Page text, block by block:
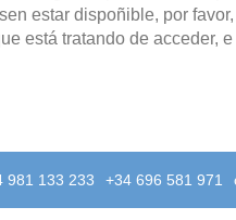
estar dispoñible, por
está tratando de acceder,
981 133 233 +34 696 581 971